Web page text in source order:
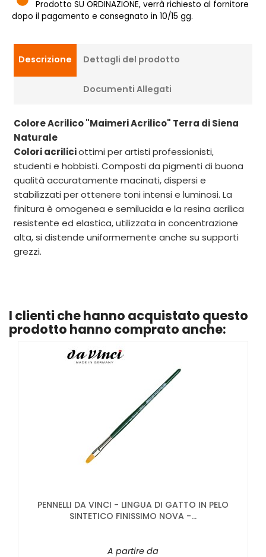
Prodotto SU ORDINAZIONE, verrà richiesto al fornitore
dopo il pagamento e consegnato in 10/15 gg.
Descrizione Dettagli del prodotto
Documenti Allegati
Colore Acrilico"Maimeri Acrilico" Terra di Siena
Naturale
Colori acriliciottimi per artisti professionisti,
studenti e hobbisti. Composti da pigmenti di buona
qualità accuratamente macinati, dispersi e
stabilizzati per ottenere toni intensi e luminosi. La
finitura è omogenea e semilucida e la resina acrilica
resistente ed elastica, utilizzata in concentrazione
alta, si distende uniformemente anche su supporti
grezzi.
I clienti che hanno acquistato questo
prodotto hanno comprato anche:
PENNELLI DA VINCI - LINGUA DI GATTO IN PELO
SINTETICO FINISSIMO NOVA -...
A partire da